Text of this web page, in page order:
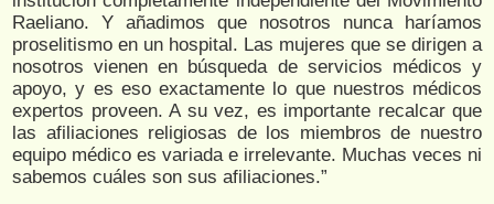
Raeliano. Y añadimos que nosotros nunca haríamos
proselitismo en un hospital. Las mujeres que se dirigen a
nosotros vienen en búsqueda de servicios médicos y
apoyo, y es eso exactamente lo que nuestros médicos
expertos proveen. A su vez, es importante recalcar que
las afiliaciones religiosas de los miembros de nuestro
equipo médico es variada e irrelevante. Muchas veces ni
sabemos cuáles son sus afiliaciones.”